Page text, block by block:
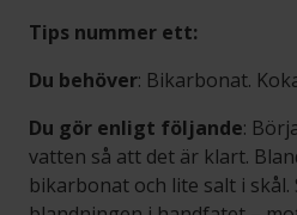
Tips nummer ett:
Du behöver: Bikarbonat.
Du gör enligt följande:
vatten så att det är klart.
bikarbonat och lite salt i skål.